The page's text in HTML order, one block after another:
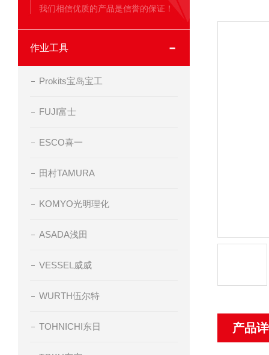
我们相信优质的产品是信誉的保证！
作业工具
Prokits宝岛宝工
FUJI富士
ESCO喜一
田村TAMURA
KOMYO光明理化
ASADA浅田
VESSEL威威
WURTH伍尔特
TOHNICHI东日 产品